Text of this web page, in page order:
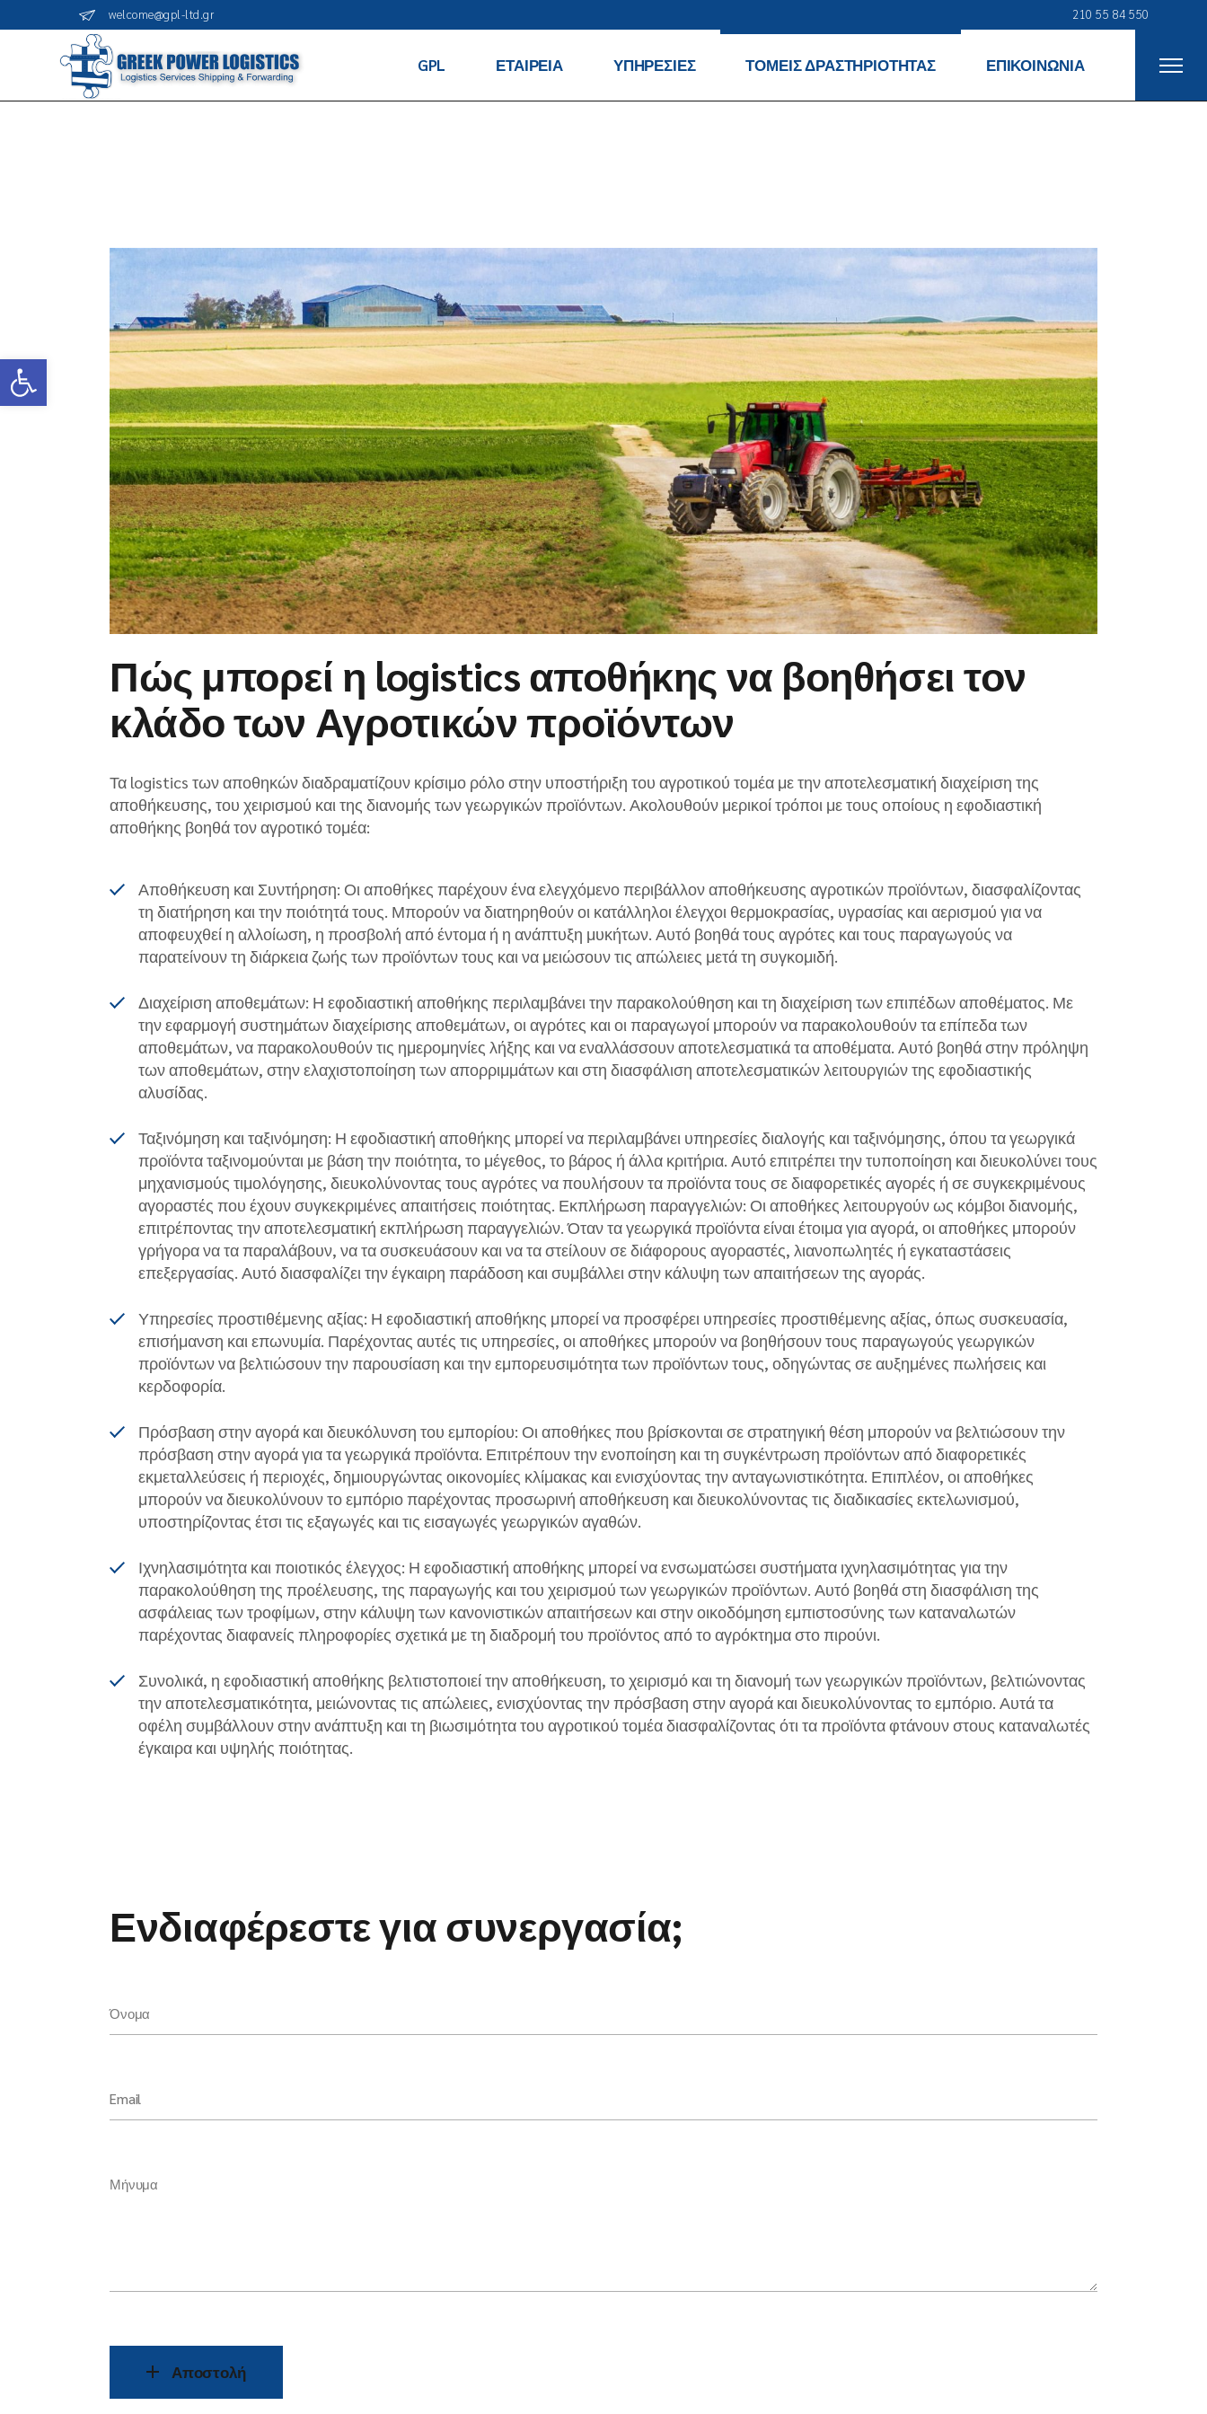
Ανοίξτε τη γραμμή εργαλείων
welcome@gpl-ltd.gr 210 55 84 550
GPL ΕΤΑΙΡΕΙΑ ΥΠΗΡΕΣΙΕΣ
Forwarding
Reverse Logistics
ΤΟΜΕΙΣ ΔΡΑΣΤΗΡΙΟΤΗΤΑΣ
Αγροτικά Προϊόντα
ΕΠΙΚΟΙΝΩΝΙΑ
Πώς μπορεί η logistics αποθήκης να βοηθήσει τον
κλάδο των Αγροτικών προϊόντων
Τα logistics των αποθηκών διαδραματίζουν κρίσιμο ρόλο στην υποστήριξη του αγροτικού τομέα με την αποτελεσματική διαχείριση της
αποθήκευσης, του χειρισμού και της διανομής των γεωργικών προϊόντων. Ακολουθούν μερικοί τρόποι με τους οποίους η εφοδιαστική
αποθήκης βοηθά τον αγροτικό τομέα:
Αποθήκευση και Συντήρηση: Οι αποθήκες παρέχουν ένα ελεγχόμενο περιβάλλον αποθήκευσης αγροτικών προϊόντων, διασφαλίζοντας
τη διατήρηση και την ποιότητά τους. Μπορούν να διατηρηθούν οι κατάλληλοι έλεγχοι θερμοκρασίας, υγρασίας και αερισμού για να
αποφευχθεί η αλλοίωση, η προσβολή από έντομα ή η ανάπτυξη μυκήτων. Αυτό βοηθά τους αγρότες και τους παραγωγούς να
παρατείνουν τη διάρκεια ζωής των προϊόντων τους και να μειώσουν τις απώλειες μετά τη συγκομιδή.
Διαχείριση αποθεμάτων: Η εφοδιαστική αποθήκης περιλαμβάνει την παρακολούθηση και τη διαχείριση των επιπέδων αποθέματος. Με
την εφαρμογή συστημάτων διαχείρισης αποθεμάτων, οι αγρότες και οι παραγωγοί μπορούν να παρακολουθούν τα επίπεδα των
αποθεμάτων, να παρακολουθούν τις ημερομηνίες λήξης και να εναλλάσσουν αποτελεσματικά τα αποθέματα. Αυτό βοηθά στην πρόληψη
των αποθεμάτων, στην ελαχιστοποίηση των απορριμμάτων και στη διασφάλιση αποτελεσματικών λειτουργιών της εφοδιαστικής
αλυσίδας.
Ταξινόμηση και ταξινόμηση: Η εφοδιαστική αποθήκης μπορεί να περιλαμβάνει υπηρεσίες διαλογής και ταξινόμησης, όπου τα γεωργικά
προϊόντα ταξινομούνται με βάση την ποιότητα, το μέγεθος, το βάρος ή άλλα κριτήρια. Αυτό επιτρέπει την τυποποίηση και διευκολύνει τους
μηχανισμούς τιμολόγησης, διευκολύνοντας τους αγρότες να πουλήσουν τα προϊόντα τους σε διαφορετικές αγορές ή σε συγκεκριμένους
αγοραστές που έχουν συγκεκριμένες απαιτήσεις ποιότητας. Εκπλήρωση παραγγελιών: Οι αποθήκες λειτουργούν ως κόμβοι διανομής,
επιτρέποντας την αποτελεσματική εκπλήρωση παραγγελιών. Όταν τα γεωργικά προϊόντα είναι έτοιμα για αγορά, οι αποθήκες μπορούν
γρήγορα να τα παραλάβουν, να τα συσκευάσουν και να τα στείλουν σε διάφορους αγοραστές, λιανοπωλητές ή εγκαταστάσεις
επεξεργασίας. Αυτό διασφαλίζει την έγκαιρη παράδοση και συμβάλλει στην κάλυψη των απαιτήσεων της αγοράς.
Υπηρεσίες προστιθέμενης αξίας: Η εφοδιαστική αποθήκης μπορεί να προσφέρει υπηρεσίες προστιθέμενης αξίας, όπως συσκευασία,
επισήμανση και επωνυμία. Παρέχοντας αυτές τις υπηρεσίες, οι αποθήκες μπορούν να βοηθήσουν τους παραγωγούς γεωργικών
προϊόντων να βελτιώσουν την παρουσίαση και την εμπορευσιμότητα των προϊόντων τους, οδηγώντας σε αυξημένες πωλήσεις και
κερδοφορία.
Πρόσβαση στην αγορά και διευκόλυνση του εμπορίου: Οι αποθήκες που βρίσκονται σε στρατηγική θέση μπορούν να βελτιώσουν την
πρόσβαση στην αγορά για τα γεωργικά προϊόντα. Επιτρέπουν την ενοποίηση και τη συγκέντρωση προϊόντων από διαφορετικές
εκμεταλλεύσεις ή περιοχές, δημιουργώντας οικονομίες κλίμακας και ενισχύοντας την ανταγωνιστικότητα. Επιπλέον, οι αποθήκες
μπορούν να διευκολύνουν το εμπόριο παρέχοντας προσωρινή αποθήκευση και διευκολύνοντας τις διαδικασίες εκτελωνισμού,
υποστηρίζοντας έτσι τις εξαγωγές και τις εισαγωγές γεωργικών αγαθών.
Ιχνηλασιμότητα και ποιοτικός έλεγχος: Η εφοδιαστική αποθήκης μπορεί να ενσωματώσει συστήματα ιχνηλασιμότητας για την
παρακολούθηση της προέλευσης, της παραγωγής και του χειρισμού των γεωργικών προϊόντων. Αυτό βοηθά στη διασφάλιση της
ασφάλειας των τροφίμων, στην κάλυψη των κανονιστικών απαιτήσεων και στην οικοδόμηση εμπιστοσύνης των καταναλωτών
παρέχοντας διαφανείς πληροφορίες σχετικά με τη διαδρομή του προϊόντος από το αγρόκτημα στο πιρούνι.
Συνολικά, η εφοδιαστική αποθήκης βελτιστοποιεί την αποθήκευση, το χειρισμό και τη διανομή των γεωργικών προϊόντων, βελτιώνοντας
την αποτελεσματικότητα, μειώνοντας τις απώλειες, ενισχύοντας την πρόσβαση στην αγορά και διευκολύνοντας το εμπόριο. Αυτά τα
οφέλη συμβάλλουν στην ανάπτυξη και τη βιωσιμότητα του αγροτικού τομέα διασφαλίζοντας ότι τα προϊόντα φτάνουν στους καταναλωτές
έγκαιρα και υψηλής ποιότητας.
Ενδιαφέρεστε για συνεργασία;
Όνομα
Email
Μήνυμα
Αποστολή